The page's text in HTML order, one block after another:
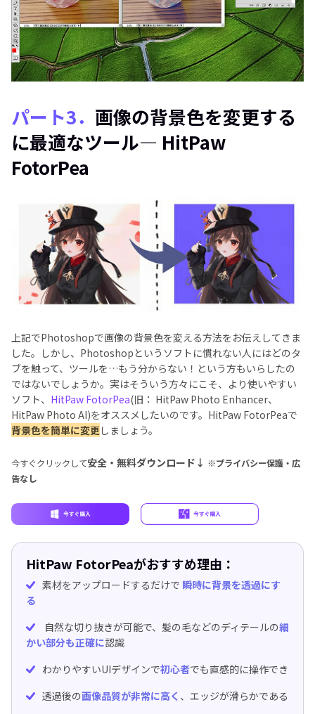
パート3． 画像の背景色を変更する
に最適なツール― HitPaw
FotorPea
上記でPhotoshopで画像の背景色を変える方法をお伝えしてきま
した。しかし、Photoshopというソフトに慣れない人にはどのタ
ブを触って、ツールを…もう分からない！という方もいらしたの
ではないでしょうか。実はそういう方々にこそ、より使いやすい
ソフト、 HitPaw FotorPea(旧： HitPaw Photo Enhancer、
HitPaw Photo AI)をオススメしたいのです。HitPaw FotorPeaで
背景色を簡単に変更しましょう。
今すぐクリックして安全・無料ダウンロード↓ ※プライバシー保護・広
告なし
HitPaw FotorPeaがおすすめ理由：
素材をアップロードするだけで 瞬時に背景を透過にす
る
自然な切り抜きが可能で、髪の毛などのディテールの細
かい部分も正確に認識
わかりやすいUIデザインで初心者でも直感的に操作でき
透過後の画像品質が非常に高く 、エッジが滑らかである